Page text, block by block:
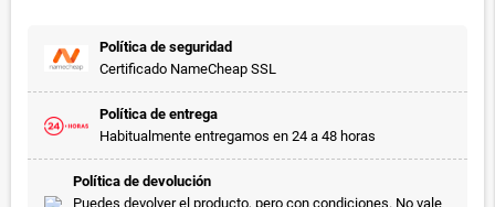
Política de seguridad
Certificado NameCheap SSL
Política de entrega
Habitualmente entregamos en 24 a 48 horas
Política de devolución
Puedes devolver el producto, pero con condiciones. No vale